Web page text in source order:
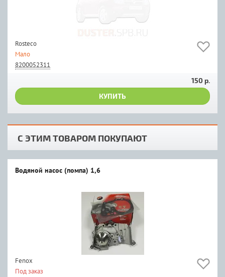
Rosteco
Мало
8200052311
150 р.
КУПИТЬ
С ЭТИМ ТОВАРОМ ПОКУПАЮТ
Водяной насос (помпа) 1,6
Fenox
Под заказ